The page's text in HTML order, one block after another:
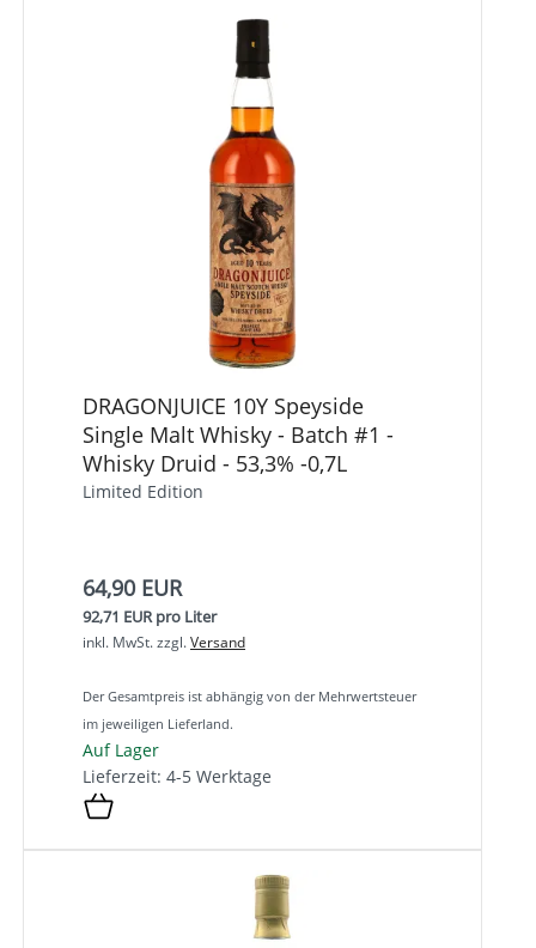
DRAGONJUICE 10Y Speyside
Single Malt Whisky - Batch #1 -
Whisky Druid - 53,3% -0,7L
Limited Edition
64,90 EUR
92,71 EUR pro Liter
inkl. MwSt.zzgl.Versand
Der Gesamtpreis ist abhängig von der Mehrwertsteuer
im jeweiligen Lieferland.
Auf Lager
Lieferzeit: 4-5 Werktage